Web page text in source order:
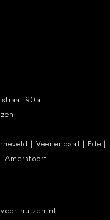
90a
| Veenendaal | Ede |
Amersfoort